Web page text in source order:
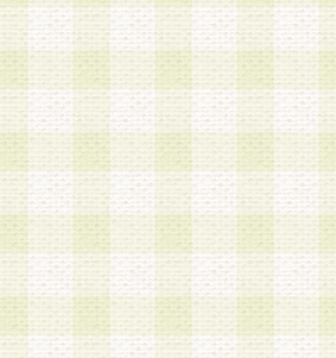
IDおよびパスワードの管理
登録後、本サイト内にて本サービ
前条に基づき当社から付与された
するものとします。
社が付与したログインIDおよびパ
は、全て会員本人がその責任を負
から付与されたログインIDおよび
、売買その他形態を問わず第三者
します。
によるログインIDおよびパスワー